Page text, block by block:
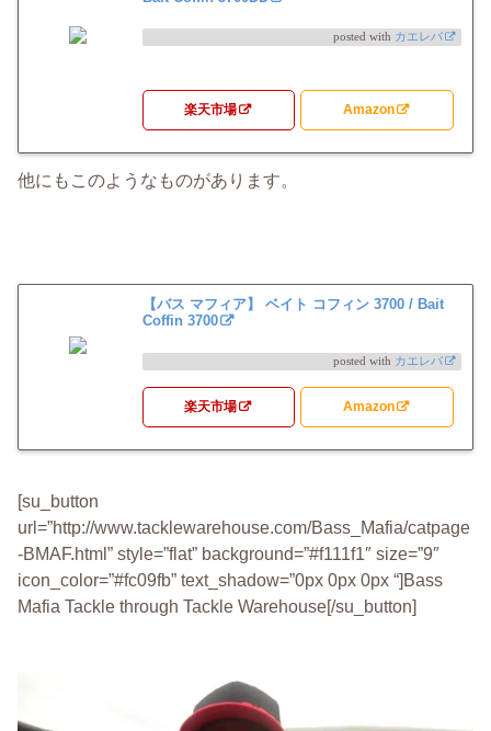
posted with カエレバ
楽天市場 Amazon
他にもこのようなものがあります。
【バス マフィア】 ベイト コフィン 3700 / Bait
Coffin 3700
posted with カエレバ
楽天市場 Amazon
[su_button
url=”http://www.tacklewarehouse.com/Bass_Mafia/catpage
-BMAF.html” style=”flat” background=”#f111f1″ size=”9″
icon_color=”#fc09fb” text_shadow=”0px 0px 0px “]Bass
Mafia Tackle through Tackle Warehouse[/su_button]